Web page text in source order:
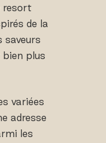
resort
de la
saveurs
plus
variées
adresse
les